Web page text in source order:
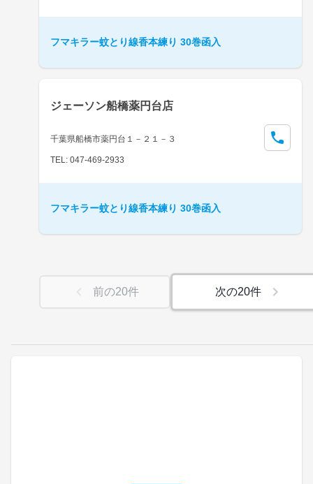
フマキラー蚊とり線香本練り 30巻函入
ジェーソン船橋薬円台店
千葉県船橋市薬円台１－２１－３
TEL: 047-469-2933
フマキラー蚊とり線香本練り 30巻函入
前の20件 次の20件